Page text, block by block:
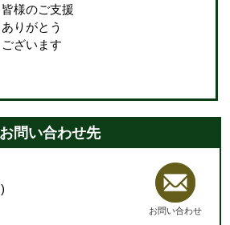
皆様のご支援
ありがとう
ございます
お問い合わせ先
お問い合わせ